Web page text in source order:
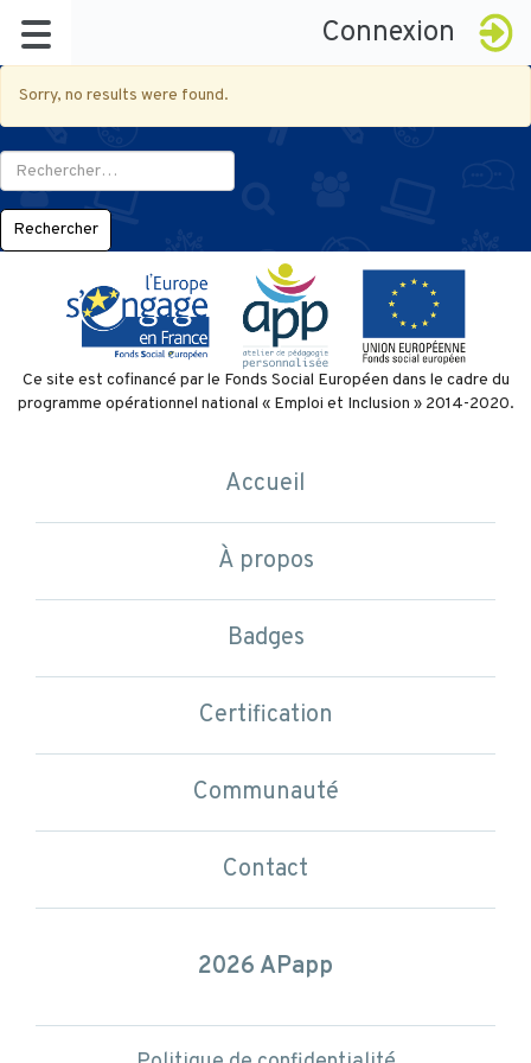
Connexion
À propos
Le réseau
La démarche
Les compétences en APP
1 parcours
3 niveaux
Badges disponibles
Certification
Communauté
Politique de confidentialité
Sorry, no results were found.
Rechercher :
Ce site est cofinancé par le Fonds Social Européen dans le cadre du
programme opérationnel national « Emploi et Inclusion » 2014-2020.
Accueil
À propos
Badges
Certification
Communauté
Contact
2026 APapp